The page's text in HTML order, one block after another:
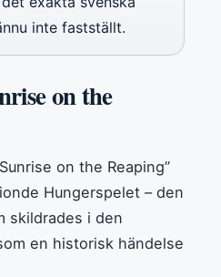
inte fastställt.
on the
on the Reaping”
Hungerspelet – den
skildrades i den
en historisk händelse